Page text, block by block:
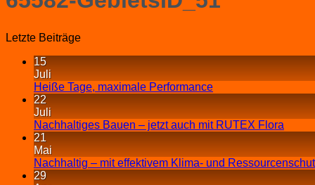
Letzte Beiträge
15
Juli
Heiße Tage, maximale Performance
22
Juli
Nachhaltiges Bauen – jetzt auch mit RUTEX Flora
21
Mai
Nachhaltig – mit effektivem Klima- und
29